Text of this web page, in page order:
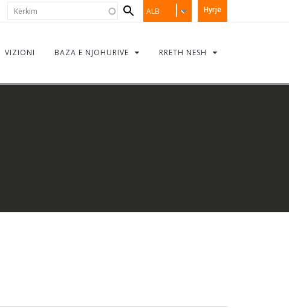
Hyrje
ALB
Search
form
VIZIONI BAZA E NJOHURIVE RRETH NESH